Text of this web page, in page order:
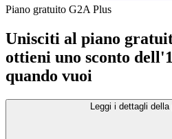
Piano gratuito G2A Plus
Unisciti al piano
ottieni uno sconto
quando vuoi
Leggi i dettagli della